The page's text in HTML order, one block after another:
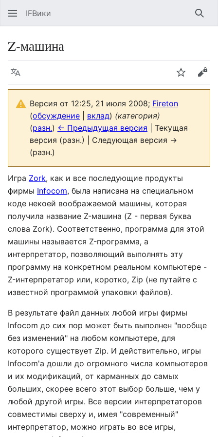
IFВики
Z-машина
Язык Следить
Версия от 12:25, 21 июля 2008; Fireton
(обсуждение вклад) (категория)
(разн.) ← Предыдущая версия | Текущая
версия (разн.) | Следующая версия →
(разн.)
Игра Zork, как и все последующие продукты
фирмы Infocom, была написана на специальном
коде некоей воображаемой машины, которая
получила название Z-машина (Z - первая буква
слова Zork). Соответственно, программа для этой
машины называется Z-программа, а
интерпретатор, позволяющий выполнять эту
программу на конкретном реальном компьютере -
Z-интерпретатор или, коротко, Zip (не путайте с
известной программой упаковки файлов).
В результате файл данных любой игры фирмы
Infocom до сих пор может быть выполнен "вообще
без изменений" на любом компьютере, для
которого существует Zip. И действительно, игры
Infocom'а дошли до огромного числа компьютеров
и их модификаций, от карманных до самых
больших, скорее всего этот выбор больше, чем у
любой другой игры. Все версии интерпретаторов
совместимы сверху и, имея "современный"
интерпретатор, можно играть во все игры,